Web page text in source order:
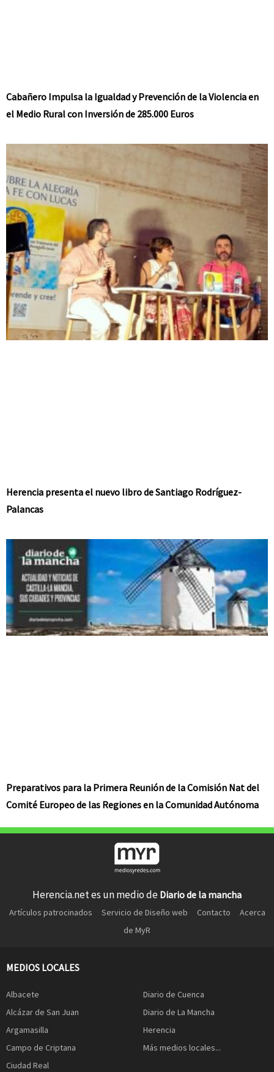
Cabañero Impulsa la Igualdad y Prevención de la Violencia en
el Medio Rural con Inversión de 285.000 Euros
Herencia presenta el nuevo libro de Santiago Rodríguez-
Palancas
Preparativos para la Primera Reunión de la Comisión Nat del
Comité Europeo de las Regiones en la Comunidad Autónoma
Herencia.net es un medio de Diario de la mancha
Artículos patrocinados Servicio de Diseño web Contacto
Acerca
de MyR
MEDIOS LOCALES
Albacete
Alcázar de San Juan
Argamasilla
Campo de Criptana
Ciudad Real
Diario de Cuenca
Diario de La Mancha
Herencia
Más medios locales...